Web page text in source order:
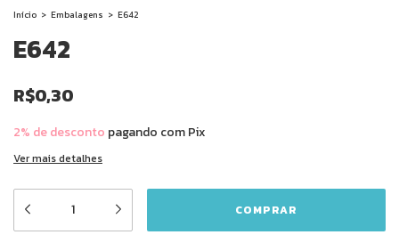
Início > Embalagens > E642
E642
R$0,30
2% de desconto pagando com Pix
Ver mais detalhes